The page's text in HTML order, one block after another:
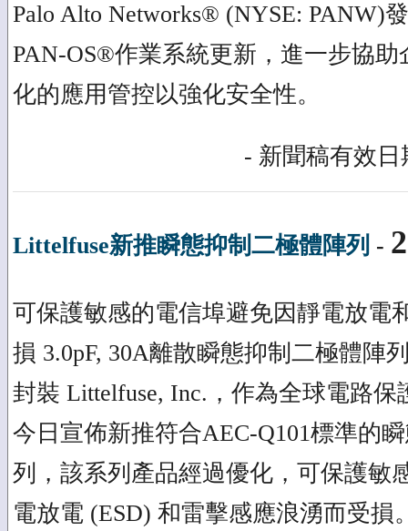
Palo Alto Networks® (NYSE: PANW)
PAN-OS®作業系統更新，進一步協
化的應用管控以強化安全性。
- 新聞稿有效日
Littelfuse新推瞬態抑制二極體陣列 -
可保護敏感的電信埠避免因靜電放電
損 3.0pF, 30A離散瞬態抑制二極體陣
封裝 Littelfuse, Inc.，作為全球電路
今日宣佈新推符合AEC-Q101標準的
列，該系列產品經過優化，可保護敏
電放電 (ESD) 和雷擊感應浪湧而受損